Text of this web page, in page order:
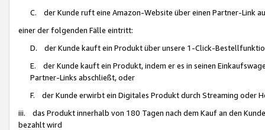
C. der Kunde ruft eine Amazon-Website über einen Partner-Link
einer der folgenden Fälle eintritt:
D. der Kunde kauft ein Produkt über unsere 1-Click-
E. der Kunde kauft ein Produkt, indem er es in seinen
Partner-Links abschließt, oder
F. der Kunde erwirbt ein Digitales Produkt durch Streaming oder
iii. das Produkt innerhalb von 180 Tagen nach dem Kauf an den
bezahlt wird